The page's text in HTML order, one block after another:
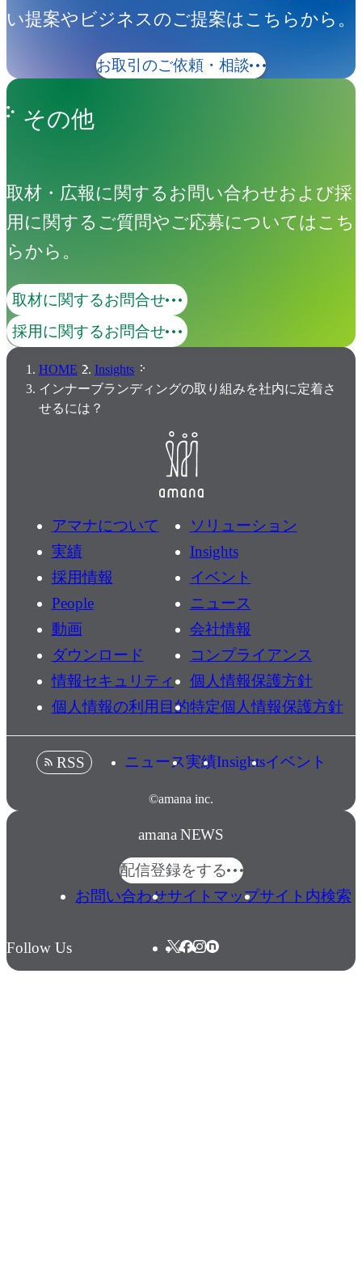
い提案やビジネスのご提案はこちらから。
お取引のご依頼・相談
その他
取材・広報に関するお問い合わせおよび採
用に関するご質問やご応募についてはこち
らから。
取材に関するお問合せ
採用に関するお問合せ
HOME
Insights
インナーブランディングの取り組みを社内に定着さ
せるには？
アマナについて
ソリューション
実績
Insights
採用情報
イベント
People
ニュース
動画
会社情報
ダウンロード
コンプライアンス
情報セキュリティ
個人情報保護方針
個人情報の利用目的特定個人情報保護方針
©amana inc.
RSS ニュース実績Insightsイベント
amana NEWS
配信登録をする
お問い合わせサイトマップサイト内検索
Follow Us